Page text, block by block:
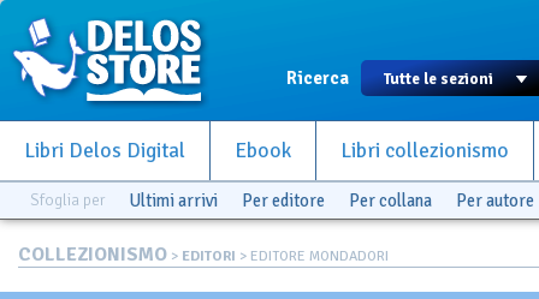
Ricerca
Libri Delos Digital Ebook Libri collezionismo
Sfoglia per Ultimi arrivi Per editore Per collana Per autore
COLLEZIONISMO > EDITORI > EDITORE MONDADORI